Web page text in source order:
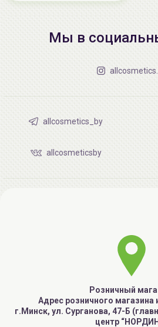
Мы в
allcosmetics_by
allcosmeticsby
Розничный
Адрес розничного
г.Минск, ул. Сурганова, 47-Б
центр